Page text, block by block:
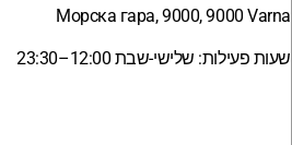
Морска гара, 9000, 9000 Varna
שעות פעילות: שלישי-שבת 12:00–23:30